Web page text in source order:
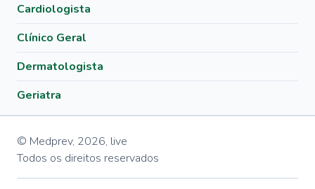
Cardiologista
Clínico Geral
Dermatologista
Geriatra
© Medprev, 2026, live
Todos os direitos reservados